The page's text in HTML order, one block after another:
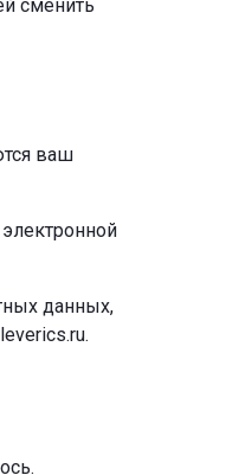
сменить
ваш
данных,